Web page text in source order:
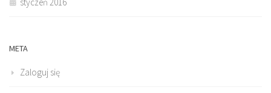
META
Zaloguj się